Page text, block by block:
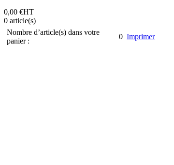
0,00 €HT
0 article(s)
Nombre d’article(s) dans votre
panier :
0 Imprimer